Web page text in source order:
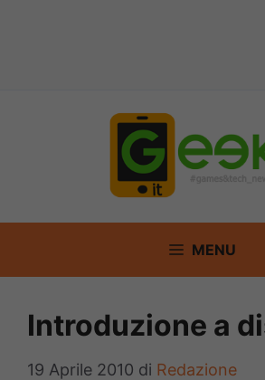
MENU
Introduzione a
19 Aprile 2010 di Redazione